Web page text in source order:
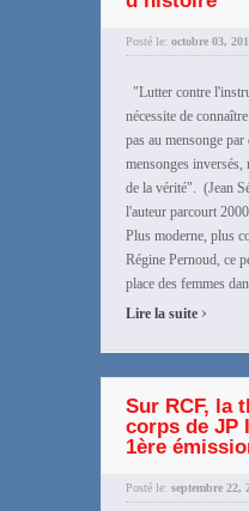
Posté le: octobre 03,
"Lutter contre
nécessite de
pas au mensonge
mensonges inversés,
de la vérité". (Jean
l'auteur parcourt
Plus moderne, plus
Régine Pernoud, ce
place des femmes
Lire la suite ›
Sur RCF, la
corps de JP
1ère
Posté le: septembre 22,